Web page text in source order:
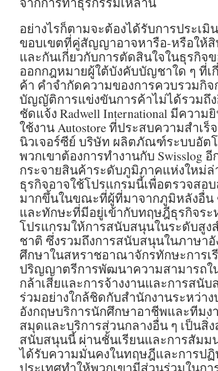
อย่างไรก็ตามจะต้องได้รับการประเมิ
ขอบเขตที่คู่สัญญาอาจหารือ-หรือให้สิ
และกันเกี่ยวกับการตัดสินใจในธุรกิจ
ออกกฎหมายผู้ใต้บังคับบัญชาใด ๆ ที่เ
ค้า คำจำกัดความของการควบรวมกิ
บัญญัติการแข่งขันการค้าไม่ได้รวมถึง
ชัดแจ้ง Radwell International มีความ
ใช้งาน Autostore ที่ประสบความสำเ
นิวเจอร์ซีย์ บริษัท ผลิตภัณฑ์ระบบอัต
พวกเขาต้องการทำงานกับ Swisslog
กระจายสินค้าระดับภูมิภาคแห่งใหม่
ธุรกิจอาจใช้โปรแกรมนี้เพื่อตรวจสอ
มากขึ้นในขณะที่ผู้ที่มาจากภูมิหลังอื่น
และทักษะที่มีอยู่เข้ากับทฤษฎีธุรกิจระ
โปรแกรมให้การสนับสนุนในระดับสูง
ชาติ ซึ่งรวมถึงการสนับสนุนในภาษา
ศึกษาในสหราชอาณาจักรทักษะการเ
ปริญญาตรีการพัฒนาความสามารถใ
กล้าเสียและการจ้างงานและการสนั
ร่วมอย่างใกล้ชิดกับสำนักงานระหว่า
อังกฤษบริการนักศึกษาอาชีพและทีมง
สมุดและบริการส่วนกลางอื่น ๆ เป็นสิ่
สนับสนุนนี้ ผ่านชั้นเรียนและการสัมม
ได้รับความมั่นคงในทฤษฎีและการปฏิ
ประเทศทำให้พวกเขามีส่วนร่วมในก